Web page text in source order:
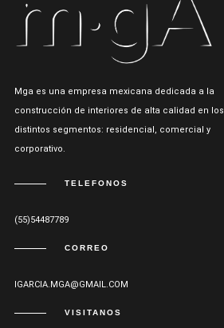
Mga es una empresa mexicana dedicada a la
construcción de interiores de alta calidad en los
distintos segmentos: residencial, comercial y
corporativo.
TELEFONOS
(55)54487789
CORREO
IGARCIA.MGA@GMAIL.COM
VISITANOS